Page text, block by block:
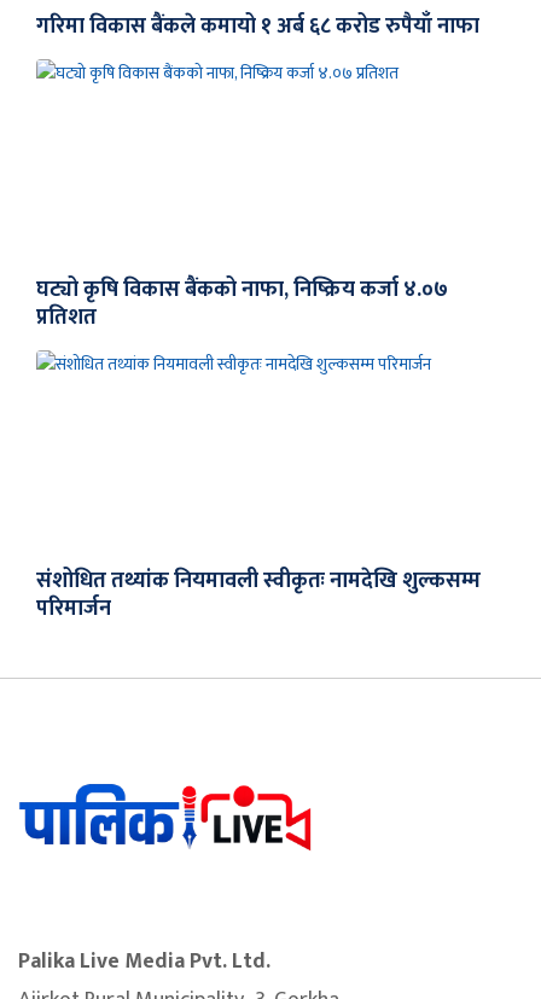
गरिमा विकास बैंकले कमायो १ अर्ब ६८ करोड रुपैयाँ नाफा
घट्यो कृषि विकास बैंकको नाफा, निष्क्रिय कर्जा ४.०७
प्रतिशत
संशोधित तथ्यांक नियमावली स्वीकृतः नामदेखि शुल्कसम्म
परिमार्जन
Palika Live Media Pvt. Ltd.